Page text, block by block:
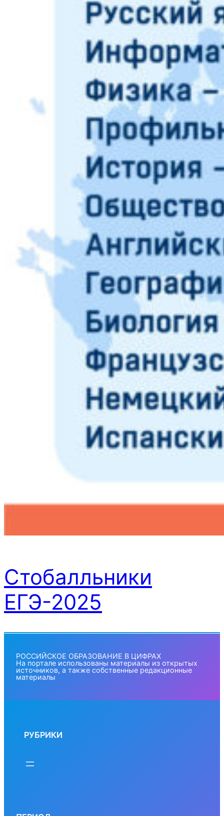
Стобалльники
ЕГЭ-2025
РОССИЙСКОЕ ОБРАЗОВАНИЕ В ЦИФРАХ
На портале использованы материалы из открытых
источников, а также собственные редакционные
материалы
РУБРИКИ